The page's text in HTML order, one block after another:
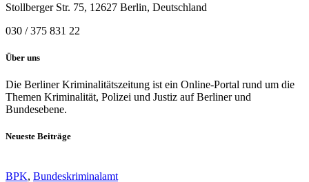
Stollberger Str. 75, 12627 Berlin, Deutschland
030 / 375 831 22
Über uns
Die Berliner Kriminalitätszeitung ist ein Online-Portal rund um die
Themen Kriminalität, Polizei und Justiz auf Berliner und
Bundesebene.
Neueste Beiträge
BPK, Bundeskriminalamt